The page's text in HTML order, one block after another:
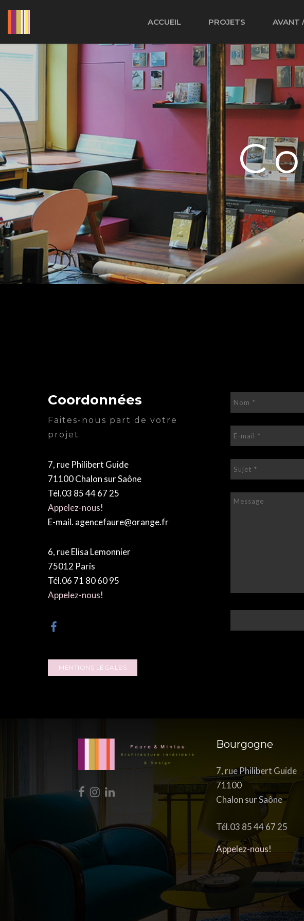
ACCUEIL PROJETS AVANT
Coordonnées
Faites-nous part de votre
projet.
7, rue Philibert Guide
71100 Chalon sur Saône
Tél.03 85 44 67 25
Appelez-nous!
E-mail. agencefaure@orange.fr
6, rue Elisa Lemonnier
75012 Paris
Tél.06 71 80 60 95
Appelez-nous!
MENTIONS LÉGALES
Bourgogne
7, rue Philibert Guide
71100
Chalon sur Saône
Tél.03 85 44 67 25
Appelez-nous!